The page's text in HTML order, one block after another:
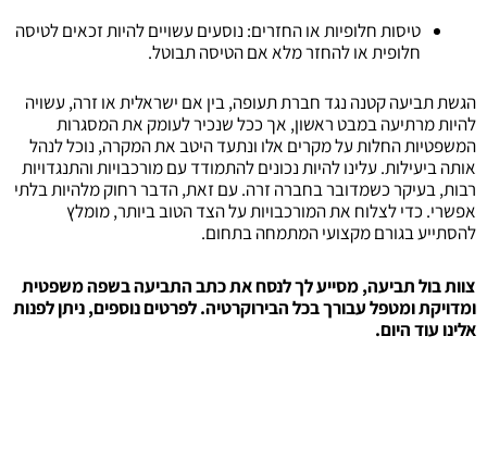
טיסות חלופיות או החזרים: נוסעים עשויים להיות זכאים לטיסה
חלופית או להחזר מלא אם הטיסה תבוטל.
הגשת תביעה קטנה נגד חברת תעופה, בין אם ישראלית או זרה, עשויה
להיות מרתיעה במבט ראשון, אך ככל שנכיר לעומק את המסגרות
המשפטיות החלות על מקרים אלו ונתעד היטב את המקרה, נוכל לנהל
אותה ביעילות. עלינו להיות נכונים להתמודד עם מורכבויות והתנגדויות
רבות, בעיקר כשמדובר בחברה זרה. עם זאת, הדבר רחוק מלהיות בלתי
אפשרי. כדי לצלוח את המורכבויות על הצד הטוב ביותר, מומלץ
להסתייע בגורם מקצועי המתמחה בתחום.
צוות בול תביעה, מסייע לך לנסח את כתב התביעה בשפה משפטית
ומדויקת ומטפל עבורך בכל הבירוקרטיה. לפרטים נוספים, ניתן לפנות
אלינו עוד היום.